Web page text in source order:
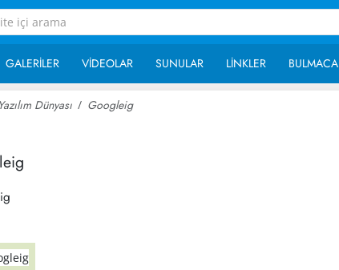
GALERILER VIDEOLAR SUNULAR LINKLER BULMACA
Yazılım Dünyası Googleig